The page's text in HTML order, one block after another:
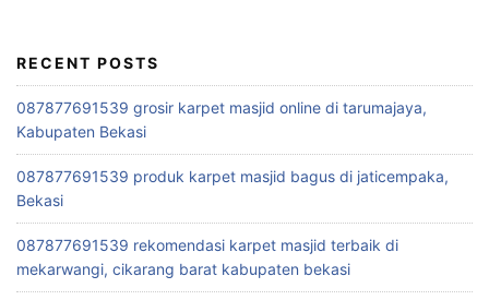
RECENT POSTS
087877691539 grosir karpet masjid online di tarumajaya,
Kabupaten Bekasi
087877691539 produk karpet masjid bagus di jaticempaka,
Bekasi
087877691539 rekomendasi karpet masjid terbaik di
mekarwangi, cikarang barat kabupaten bekasi